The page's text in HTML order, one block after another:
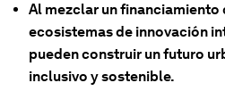
Al mezclar un financiamiento
ecosistemas de innovación
pueden construir un futuro
inclusivo y sostenible.